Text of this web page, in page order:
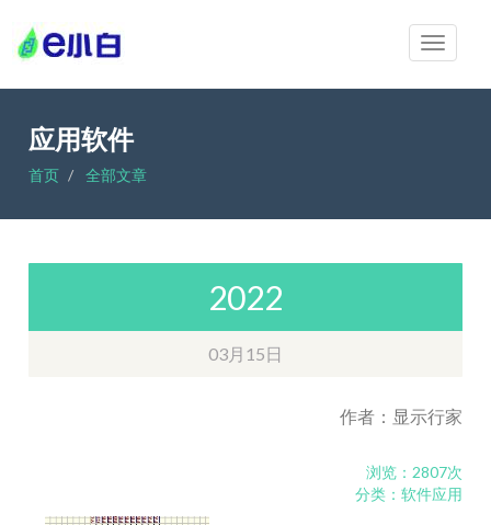
应用软件
首页 全部文章
2022
03月15日
作者：显示行家
浏览：2807次
分类：软件应用